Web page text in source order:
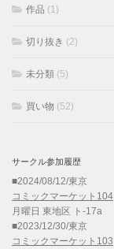
作品 (1)
切り抜き (2)
未分類 (5)
買い物 (52)
サークル参加履歴
■2024/08/12/東京
コミックマーケット104
月曜日 東地区 ト-17a
■2023/12/30/東京
コミックマーケット103